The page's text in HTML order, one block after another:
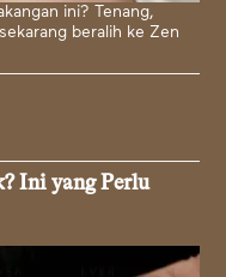
ini? Tenang,
beralih ke Zen
Ini yang Perlu